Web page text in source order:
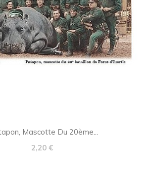
Mascotte Du 20ème...
Prix
2,20 €